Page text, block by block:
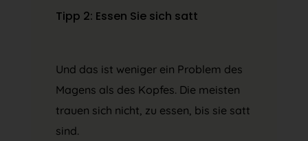
Tipp 2: Essen Sie sich satt
Und das ist weniger ein Problem des
Magens als des Kopfes. Die meisten
trauen sich nicht, zu essen, bis sie satt
sind.